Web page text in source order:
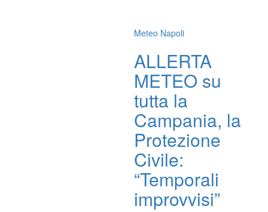
Meteo Napoli
ALLERTA
METEO su
tutta la
Campania, la
Protezione
Civile:
“Temporali
improvvisi”